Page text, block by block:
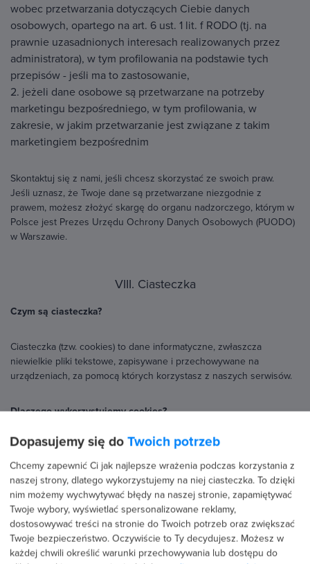
wobec przetwarzania dotyczących Ciebie danych
osobowych, opartego na art. 6 ust. 1 lit. f RODO (tj. na
prawnie uzasadnionych interesach realizowanych przez
administratora), w tym profilowania na podstawie tych
przepisów - jeśli ma to zastosowanie,
2. jeżeli dane osobowe są przetwarzane na potrzeby
marketingu bezpośredniego, w tym profilowania, w
zakresie, w jakim przetwarzanie jest związane z takim
marketingiem bezpośrednim
Skontaktuj się z nami, jeśli chcesz skorzystać ze swoich praw.
Jeśli uznasz, że Twoje dane są przetwarzane niezgodnie z
prawem, możesz złożyć skargę do organu nadzorczego, którym w
Polsce jest Prezes Urzędu Ochrony Danych Osobowych (PUODO)
w Warszawie.
VIII. Ciasteczka
Czym są ciasteczka?
Ciasteczka (tzw. cookies) to dane informatyczne, zwłaszcza
niewielkie pliki tekstowe, zapisywane i przechowywane na
urządzeniach, za pomocą których korzystasz z naszych serwisów.
Dlaczego wykorzystujemy cookies?
Chcemy zapewnić Ci jak najlepsze wrażenia podczas korzystania z
naszej strony, dlatego wykorzystujemy na niej ciasteczka. To dzięki
nim możemy wychwytywać błędy na naszej stronie w czasie
rzeczywistym, zapamiętywać Twoje wybory, dostosowywać treści
do Twoich potrzeb oraz zwiększać Twoje bezpieczeństwo.
Oczywiście to Ty decydujesz. Możesz w każdej chwili określić
warunki przechowywania lub dostępu do plików cookies w
Dopasujemy się do Twoich potrzeb
Chcemy zapewnić Ci jak najlepsze wrażenia podczas korzystania z
naszej strony, dlatego wykorzystujemy na niej ciasteczka. To dzięki
nim możemy wychwytywać błędy na naszej stronie, zapamiętywać
Twoje wybory, wyświetlać spersonalizowane reklamy,
dostosowywać treści na stronie do Twoich potrzeb oraz zwiększać
Twoje bezpieczeństwo. Oczywiście to Ty decydujesz. Możesz w
każdej chwili określić warunki przechowywania lub dostępu do